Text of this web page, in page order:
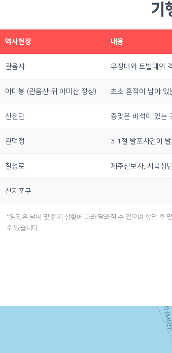
기
역사현장 내용
관음사 무장대와 토벌대의
아미봉 (관음산 뒤 아미산 정상) 초소 흔적이 남아 있
산천단 총맞은 비석이 있는
관덕정 3·1절 발포사건이
칠성로 제주신보사, 서북청
산지포구
*일정은 날씨 및 현지 상황에 따라 달라질 수 있으며 상담 후
수 있습니다.